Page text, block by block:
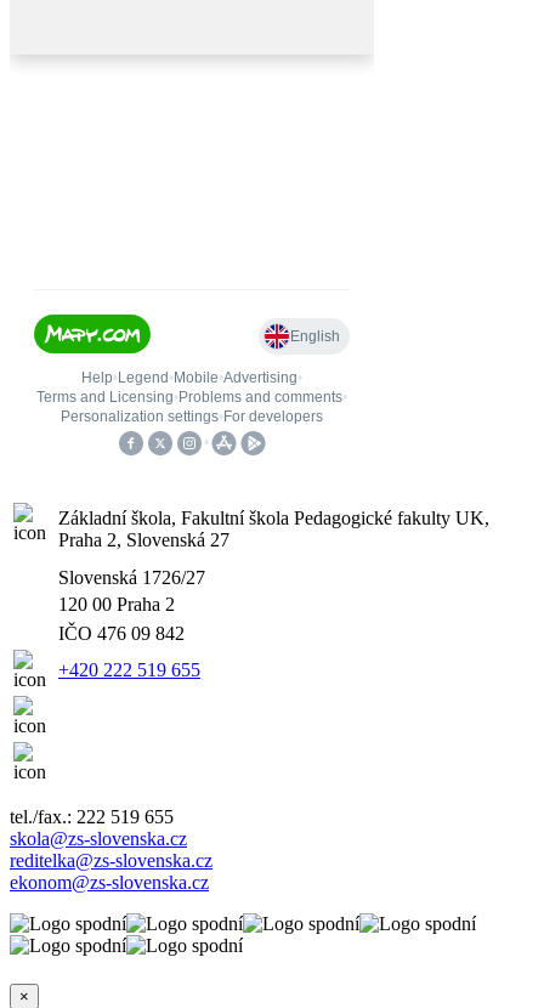
Základní škola, Fakultní škola Pedagogické fakulty UK,
Praha 2, Slovenská 27
Slovenská 1726/27
120 00 Praha 2
IČO 476 09 842
+420 222 519 655
tel./fax.: 222 519 655
skola@zs-slovenska.cz
reditelka@zs-slovenska.cz
ekonom@zs-slovenska.cz
×